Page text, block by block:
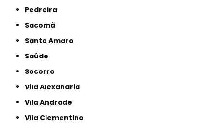
Pedreira
Sacomã
Santo Amaro
Saúde
Socorro
Vila Alexandria
Vila Andrade
Vila Clementino